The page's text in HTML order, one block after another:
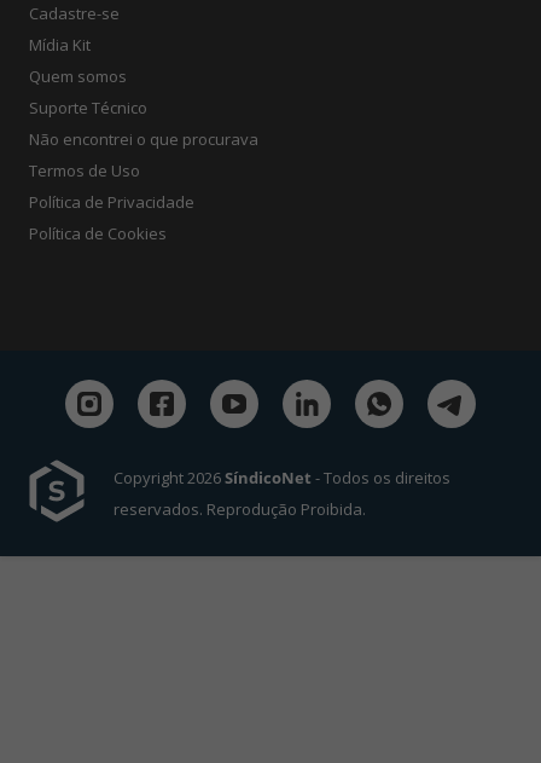
Cadastre-se
Mídia Kit
Quem somos
Suporte Técnico
Não encontrei o que procurava
Termos de Uso
Política de Privacidade
Política de Cookies
Copyright 2026SíndicoNet - Todos os direitos
reservados. Reprodução Proibida.